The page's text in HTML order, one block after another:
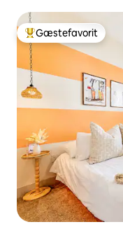
Bedste gæstefavorit
Gæstefavorit